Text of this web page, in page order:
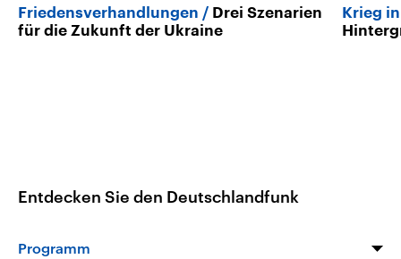
Friedensverhandlungen
Drei Szenarien
für die Zukunft der Ukraine
Krieg
Entdecken Sie den Deutschlandfunk
Programm